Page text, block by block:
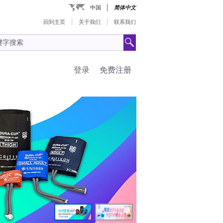
中国 简体中文
回到主页 关于我们 联系我们
免费注册
登录